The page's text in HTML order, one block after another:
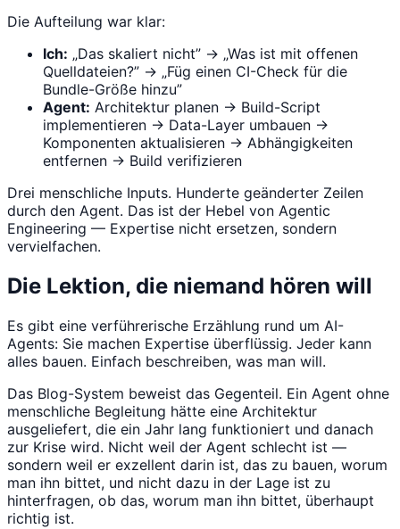
Die Aufteilung war klar:
Ich: „Das skaliert nicht” → „Was ist mit offenen
Quelldateien?” → „Füg einen CI-Check für die
Bundle-Größe hinzu”
Agent: Architektur planen → Build-Script
implementieren → Data-Layer umbauen →
Komponenten aktualisieren → Abhängigkeiten
entfernen → Build verifizieren
Drei menschliche Inputs. Hunderte geänderter Zeilen
durch den Agent. Das ist der Hebel von Agentic
Engineering — Expertise nicht ersetzen, sondern
vervielfachen.
Die Lektion, die niemand hören will
Es gibt eine verführerische Erzählung rund um AI-
Agents: Sie machen Expertise überflüssig. Jeder kann
alles bauen. Einfach beschreiben, was man will.
Das Blog-System beweist das Gegenteil. Ein Agent ohne
menschliche Begleitung hätte eine Architektur
ausgeliefert, die ein Jahr lang funktioniert und danach
zur Krise wird. Nicht weil der Agent schlecht ist —
sondern weil er exzellent darin ist, das zu bauen, worum
man ihn bittet, und nicht dazu in der Lage ist zu
hinterfragen, ob das, worum man ihn bittet, überhaupt
richtig ist.